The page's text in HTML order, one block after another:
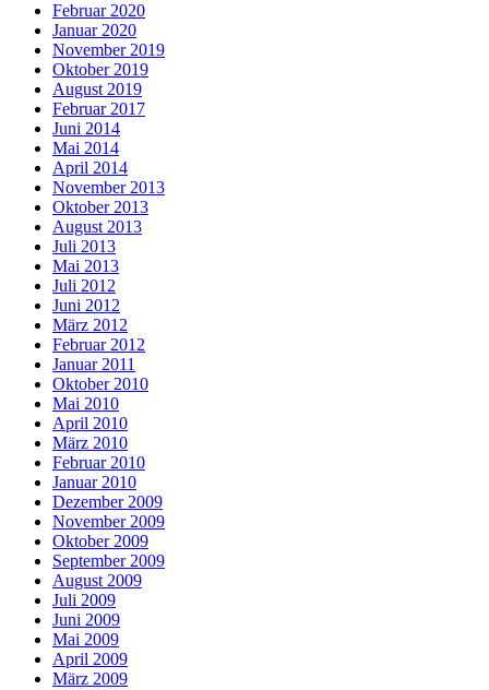
Februar 2020
Januar 2020
November 2019
Oktober 2019
August 2019
Februar 2017
Juni 2014
Mai 2014
April 2014
November 2013
Oktober 2013
August 2013
Juli 2013
Mai 2013
Juli 2012
Juni 2012
März 2012
Februar 2012
Januar 2011
Oktober 2010
Mai 2010
April 2010
März 2010
Februar 2010
Januar 2010
Dezember 2009
November 2009
Oktober 2009
September 2009
August 2009
Juli 2009
Juni 2009
Mai 2009
April 2009
März 2009